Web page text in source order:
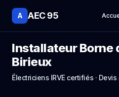
A AEC 95
Installateur Borne
Birieux
Électriciens IRVE certifiés ·